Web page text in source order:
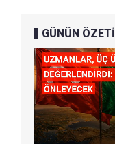
GÜNÜN ÖZETİ